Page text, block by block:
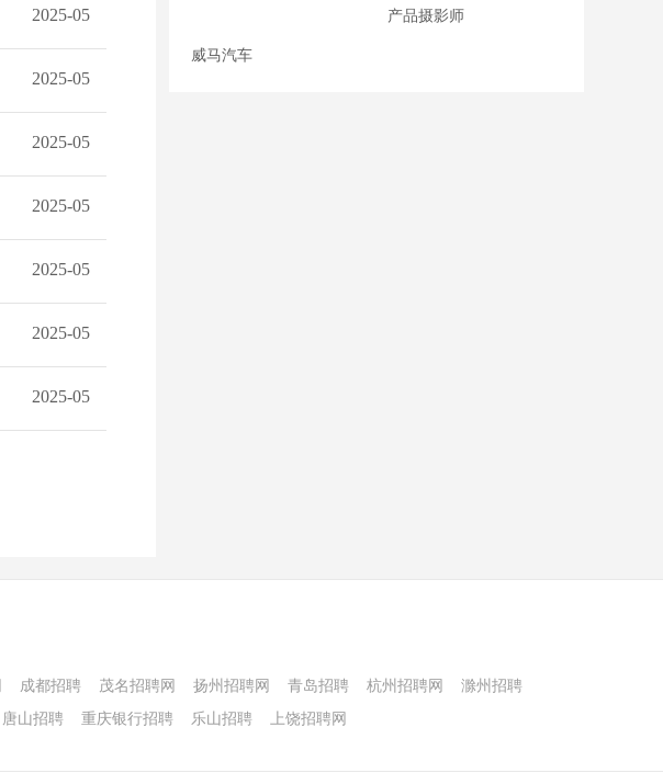
2025-05
2025-05
2025-05
2025-05
2025-05
2025-05
2025-05
产品摄影师
威马汽车
成都招聘 茂名招聘网 扬州招聘网 青岛招聘 杭州招聘网
滁州招聘
唐山招聘 重庆银行招聘 乐山招聘 上饶招聘网